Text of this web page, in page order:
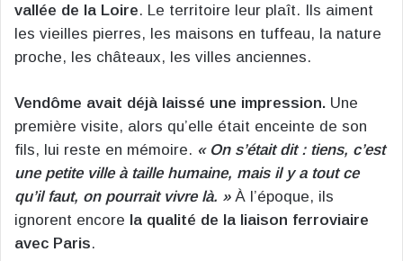
vallée de la Loire. Le territoire leur plaît. Ils aiment
les vieilles pierres, les maisons en tuffeau, la nature
proche, les châteaux, les villes anciennes.
Vendôme avait déjà laissé une impression. Une
première visite, alors qu’elle était enceinte de son
fils, lui reste en mémoire. « On s’était dit : tiens, c’est
une petite ville à taille humaine, mais il y a tout ce
qu’il faut, on pourrait vivre là. »À l’époque, ils
ignorent encore la qualité de la liaison ferroviaire
avec Paris.